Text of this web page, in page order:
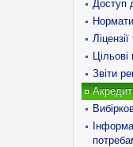
Доступ
Цільові
Звіти